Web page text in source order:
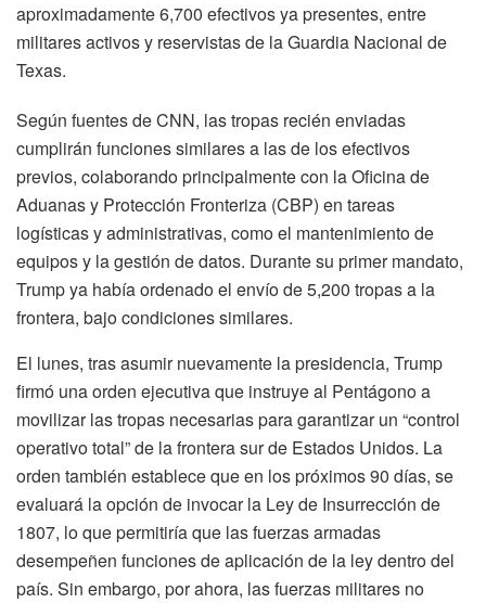
aproximadamente 6,700 efectivos ya presentes, entre
militares activos y reservistas de la Guardia Nacional de
Texas.
Según fuentes de CNN, las tropas recién enviadas
cumplirán funciones similares a las de los efectivos
previos, colaborando principalmente con la Oficina de
Aduanas y Protección Fronteriza (CBP) en tareas
logísticas y administrativas, como el mantenimiento de
equipos y la gestión de datos. Durante su primer mandato,
Trump ya había ordenado el envío de 5,200 tropas a la
frontera, bajo condiciones similares.
El lunes, tras asumir nuevamente la presidencia, Trump
firmó una orden ejecutiva que instruye al Pentágono a
movilizar las tropas necesarias para garantizar un “control
operativo total” de la frontera sur de Estados Unidos. La
orden también establece que en los próximos 90 días, se
evaluará la opción de invocar la Ley de Insurrección de
1807, lo que permitiría que las fuerzas armadas
desempeñen funciones de aplicación de la ley dentro del
país. Sin embargo, por ahora, las fuerzas militares no